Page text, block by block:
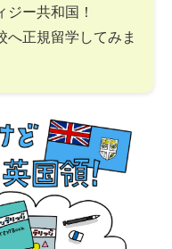
ー共和国！
へ正規留学してみま